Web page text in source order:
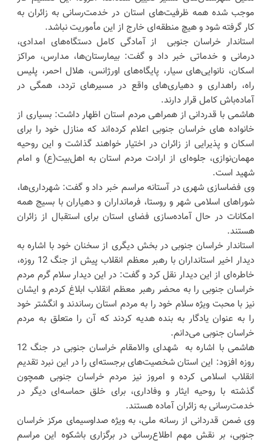
موجب شده همه ظرفیت‌های استان در خدمت‌رسانی به زائران به
کار گرفته شود و هیچ منطقه‌ای خارج از این مأموریت نباشد.
استاندار خراسان جنوبی از آمادگی کامل دستگاه‌های امدادی،
درمانی و خدماتی خبر داد و گفت: بیمارستان‌ها، مدارس، مراکز
اسکان، نانوایی‌های سیار، پایگاه‌های اورژانس، هلال احمر، پلیس
راه، راهداری و دهیاری‌های واقع در مسیرهای تردد، همگی در
آماده‌باش کامل قرار دارند.
هاشمی با قدردانی از همراهی مردم استان اظهار داشت: بسیاری از
خانواده‌ های خراسان جنوبی اعلام کرده‌اند که منازل خود را برای
اسکان و پذیرایی از زائران در اختیار خواهند گذاشت و این روحیه
مهمان‌نوازی، جلوه‌ای از ارادت مردم استان به اهل‌بیت(ع) و امام
شهید است.
وی فضاسازی شهری در آستانه مراسم خبر داد و گفت: شهرداری‌ها،
شوراهای اسلامی شهر و روستا، فرمانداران و دهیاران با بسیج همه
امکانات در حال آماده‌سازی فضای استان برای استقبال از زائران
هستند.
استاندار خراسان جنوبی در بخش دیگری از سخنان خود با اشاره به
دیدار اخیر استانداران با رهبر معظم انقلاب پیش از جنگ 12 روزه،
خاطره‌ای از این دیدار نقل کرد و گفت: در این دیدار سلام گرم مردم
خراسان جنوبی را به محضر رهبر معظم انقلاب ابلاغ کردم و ایشان
نیز با محبت ویژه سلام خود را به مردم استان رساندند و انگشتر خود
را به عنوان یادگار به بنده هدیه کردند که آن را متعلق به مردم
خراسان جنوبی می‌دانم.
هاشمی با اشاره به شهدای والامقام خراسان جنوبی در جنگ 12
روزه افزود: این استان شخصیت‌های برجسته‌ای را در این نبرد تقدیم
انقلاب اسلامی کرده و امروز نیز مردم خراسان جنوبی همچون
گذشته با روحیه ایثار و وفاداری، برای خلق حماسه‌ای دیگر در
خدمت‌رسانی به زائران آماده هستند.
وی ضمن قدردانی از رسانه ملی، به ویژه صداوسیمای مرکز خراسان
جنوبی، بر نقش مهم اطلاع‌رسانی در برگزاری باشکوه این مراسم